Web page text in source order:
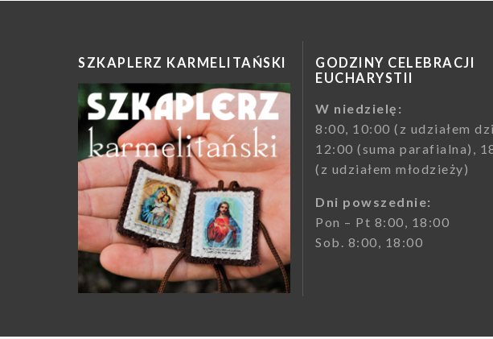
SZKAPLERZ KARMELITAŃSKI
GODZINY CELEBRACJI
EUCHARYSTII
W niedzielę:
8:00, 10:00 (z udziałem
12:00 (suma parafialna),
(z udziałem młodzieży)
Dni powszednie:
Pon – Pt 8:00, 18:00
Sob. 8:00, 18:00